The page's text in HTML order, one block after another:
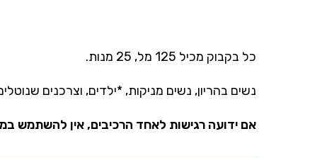
כל בקבוק מכיל 125 מל, 25 מנות.
נשים בהריון, נשים מניקות, *ילדים, וצרכנים
אם ידועה רגישות לאחד הרכיבים, אין להשתמש